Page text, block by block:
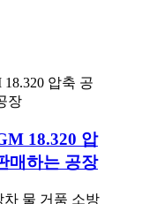
18.320 압
매하는 공장